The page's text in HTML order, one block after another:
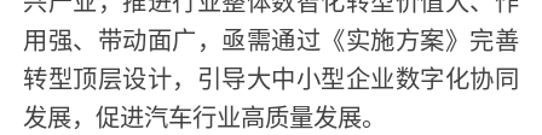
用强、带动面广，亟需通过《实施方案》完善
转型顶层设计，引导大中小型企业数字化协同
发展，促进汽车行业高质量发展。